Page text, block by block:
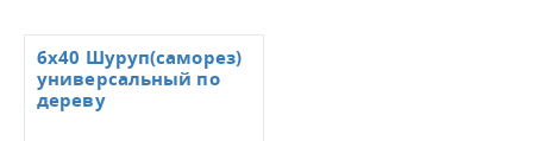
6х40 Шуруп(саморез)
универсальный по
дереву